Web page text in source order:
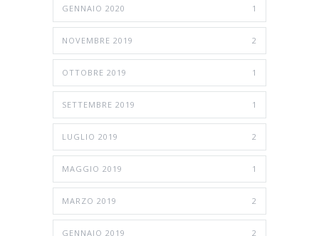
GENNAIO 2020 1
NOVEMBRE 2019 2
OTTOBRE 2019 1
SETTEMBRE 2019 1
LUGLIO 2019 2
MAGGIO 2019 1
MARZO 2019 2
GENNAIO 2019 2